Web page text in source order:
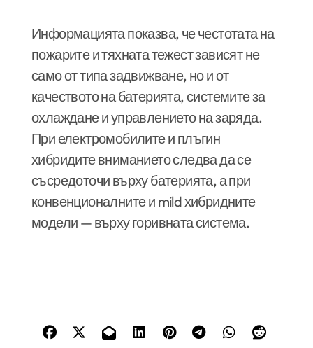
Информацията показва, че честотата на
пожарите и тяхната тежест зависят не
само от типа задвижване, но и от
качеството на батерията, системите за
охлаждане и управлението на заряда.
При електромобилите и плъгин
хибридите вниманието следва да се
съсредоточи върху батерията, а при
конвенционалните и mild хибридните
модели — върху горивната система.